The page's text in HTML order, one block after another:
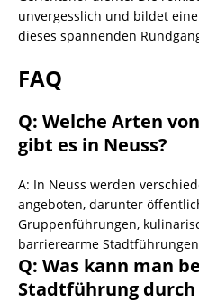
unvergesslich und bildet
dieses spannenden
FAQ
Q: Welche Arten
gibt es in Neuss?
A: In Neuss werden
angeboten, darunter
Gruppenführungen,
barrierearme
Q: Was kann man
Stadtführung durch